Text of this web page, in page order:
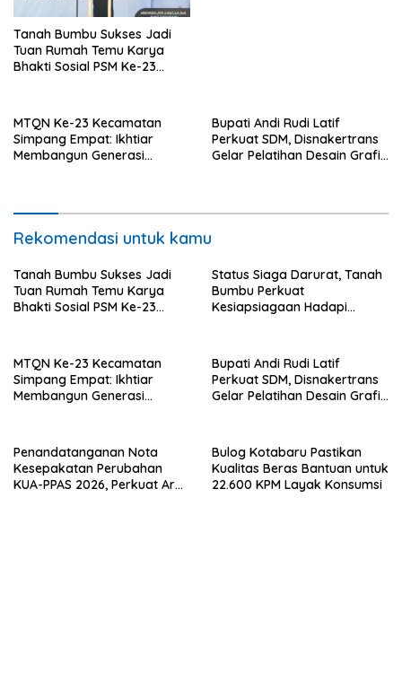
Tanah Bumbu Sukses Jadi
Tuan Rumah Temu Karya
Bhakti Sosial PSM Ke-23
MTQN Ke-23 Kecamatan
Simpang Empat: Ikhtiar
Membangun Generasi
Bupati Andi Rudi Latif
Perkuat SDM, Disnakertrans
Gelar Pelatihan Desain Grafis
Rekomendasi untuk kamu
Tanah Bumbu Sukses Jadi
Tuan Rumah Temu Karya
Bhakti Sosial PSM Ke-23
Status Siaga Darurat, Tanah
Bumbu Perkuat
Kesiapsiagaan Hadapi
MTQN Ke-23 Kecamatan
Simpang Empat: Ikhtiar
Membangun Generasi
Bupati Andi Rudi Latif
Perkuat SDM, Disnakertrans
Gelar Pelatihan Desain Grafis
Penandatanganan Nota
Kesepakatan Perubahan
KUA-PPAS 2026, Perkuat Arah
Bulog Kotabaru Pastikan
Kualitas Beras Bantuan untuk
22.600 KPM Layak Konsumsi